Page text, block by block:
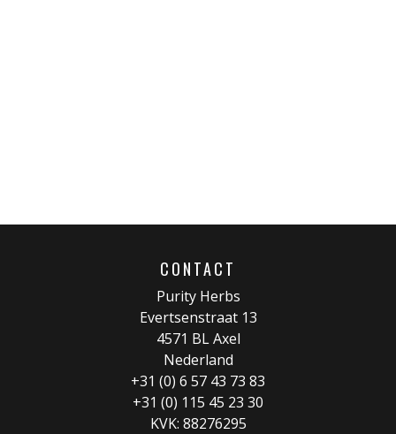
CONTACT
Purity Herbs
Evertsenstraat 13
4571 BL Axel
Nederland
+31 (0) 6 57 43 73 83
+31 (0) 115 45 23 30
KVK: 88276295